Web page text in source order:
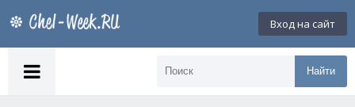
Вход на сайт
Найти